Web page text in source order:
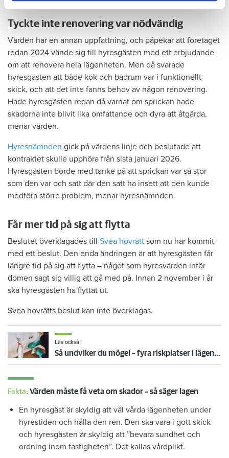
Tyckte inte renovering var nödvändig
Värden har en annan uppfattning, och påpekar att företaget
redan 2024 vände sig till hyresgästen med ett erbjudande
om att renovera hela lägenheten. Men då svarade
hyresgästen att både kök och badrum var i funktionellt
skick, och att det inte fanns behov av någon renovering.
Hade hyresgästen redan då varnat om sprickan hade
skadorna inte blivit lika omfattande och dyra att åtgärda,
menar värden.
Hyresnämnden gick på värdens linje och beslutade att
kontraktet skulle upphöra från sista januari 2026.
Hyresgästen borde med tanke på att sprickan var så stor
som den var och satt där den satt ha insett att den kunde
medföra större problem, menar hyresnämnden.
Får mer tid på sig att flytta
Beslutet överklagades till Svea hovrätt som nu har kommit
med ett beslut. Den enda ändringen är att hyresgästen får
längre tid på sig att flytta – något som hyresvärden inför
domen sagt sig villig att gå med på. Innan 2 november i år
ska hyresgästen ha flyttat ut.
Svea hovrätts beslut kan inte överklagas.
Läs också
Så undviker du mögel – fyra riskplatser i lägenheten: ”Måste städa bort”
Fakta: Värden måste få veta om skador – så säger lagen
En hyresgäst är skyldig att väl vårda lägenheten under
hyrestiden och hålla den ren. Den ska vara i gott skick
och hyresgästen är skyldig att ”bevara sundhet och
ordning inom fastigheten”. Det kallas vårdplikt.